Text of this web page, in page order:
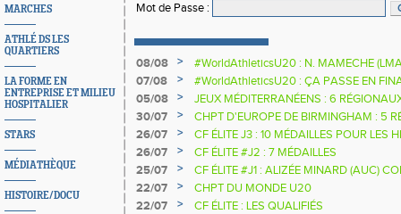
MARCHES
ATHLÉ DS LES
QUARTIERS
LA FORME EN
ENTREPRISE ET MILIEU
HOSPITALIER
STARS
MÉDIATHÈQUE
HISTOIRE/DOCU
Mot de Passe :
08/08 >
#WorldAthleticsU20 : N. MAMECHE
07/08
>
#WorldAthleticsU20 : ÇA PASSE EN
SAUTEURS
05/08 >
JEUX MÉDITERRANÉENS : 6
30/07
>
CHPT D'EUROPE DE BIRMINGHAM : 5
26/07
>
CF ÉLITE J3 : 10 MÉDAILLES POUR LES
26/07
>
CF ÉLITE #J2 : 7 MÉDAILLES
25/07
>
CF ÉLITE #J1 : ALIZÉE MINARD (AUC)
NATIONALE
22/07 >
CHPT DU MONDE U20
22/07
>
CF ÉLITE : LES QUALIFIÉS